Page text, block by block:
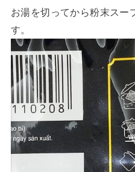
お湯を切ってから粉末スー
す。